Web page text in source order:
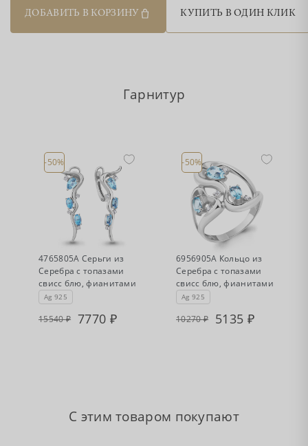
ДОБАВИТЬ В КОРЗИНУ КУПИТЬ В ОДИН КЛИК
Гарнитур
-50%
Есть в наличии
4765805А Серьги из
Серебра с топазами
свисс блю, фианитами
Ag 925
15540 7770
-50%
Есть в наличии
6956905А Кольцо из
Серебра с топазами
свисс блю, фианитами
Ag 925
10270 5135
С этим товаром покупают